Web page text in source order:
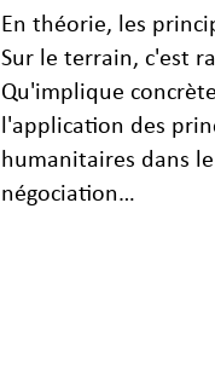
En théorie, les
Sur le terrain, c'est
Qu'implique
l'application des
humanitaires dans
négociation…